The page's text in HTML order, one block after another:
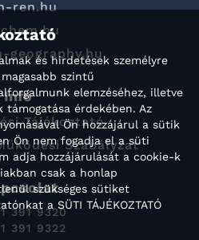
ren.hu
geography.hu
Info
Tájékoztató
Szabályzat
391 9320
391 9322
és hirdetések személyre
szintű
elemzéséhez, illetve
támogatása érdekében. Az
Ön hozzájárul a sütik
Ön nem fogadja el a süti
adja hozzájárulását a cookie-k
csak a honlap
szükséges sütiket
a SÜTI TÁJÉKOZTATÓ